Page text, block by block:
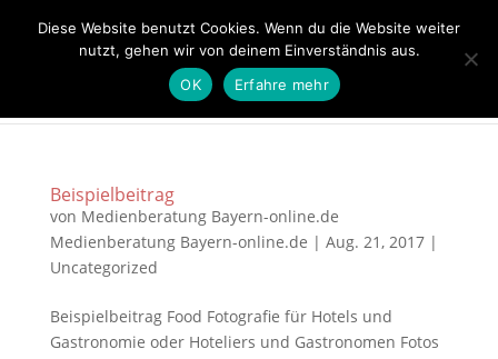
Beispielbeitrag
von Medienberatung Bayern-online.de
Medienberatung Bayern-online.de | Aug. 21, 2017|
Uncategorized
Beispielbeitrag Food Fotografie für Hotels und
Gastronomie oder Hoteliers und Gastronomen Fotos
Diese Website benutzt Cookies. Wenn du die Website weiter
nutzt, gehen wir von deinem Einverständnis aus.
OK
Erfahre mehr